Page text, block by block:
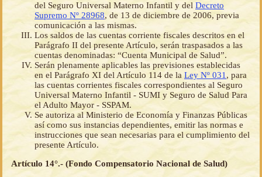
del Seguro Universal Materno Infantil y del Decreto
Supremo Nº 28968, de 13 de diciembre de 2006, previa
comunicación a las mismas.
Los saldos de las cuentas corriente fiscales descritos en el
Parágrafo II del presente Artículo, serán traspasados a las
cuentas denominadas: “Cuenta Municipal de Salud”.
Serán plenamente aplicables las previsiones establecidas
en el Parágrafo XI del Artículo 114 de la Ley Nº 031, para
las cuentas corrientes fiscales correspondientes al Seguro
Universal Materno Infantil - SUMI y Seguro de Salud Para
el Adulto Mayor - SSPAM.
Se autoriza al Ministerio de Economía y Finanzas Públicas
así como sus instancias dependientes, emitir las normas e
instrucciones que sean necesarias para el cumplimiento del
presente Artículo.
Artículo 14°.- (Fondo Compensatorio Nacional de Salud)